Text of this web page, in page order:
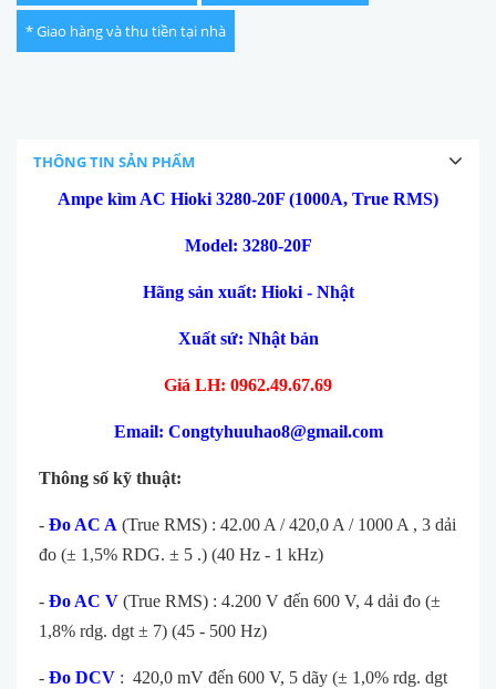
* Giao hàng và thu tiền tại nhà
THÔNG TIN SẢN PHẨM
Ampe kìm AC Hioki 3280-20F (1000A, True RMS)
Model: 3280-20F
Hãng sản xuất: Hioki - Nhật
Xuất sứ: Nhật bản
Giá LH: 0962.49.67.69
Email: Congtyhuuhao8@gmail.com
Thông số kỹ thuật:
- Đo AC A (True RMS) : 42.00 A / 420,0 A / 1000 A , 3 dải
đo (± 1,5% RDG. ± 5 .) (40 Hz - 1 kHz)
- Đo AC V (True RMS) : 4.200 V đến 600 V, 4 dải đo (±
1,8% rdg. dgt ± 7) (45 - 500 Hz)
- Đo DCV : 420,0 mV đến 600 V, 5 dãy (± 1,0% rdg. dgt